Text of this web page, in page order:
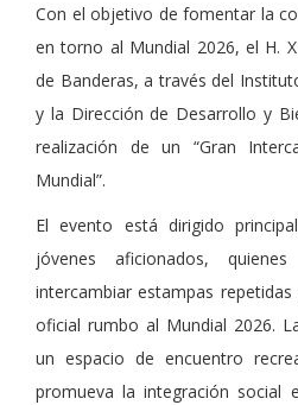
Con el objetivo de fomentar la
en torno al Mundial 2026, el H.
de Banderas, a través del
y la Dirección de Desarrollo y
realización de un “Gran
Mundial”.
El evento está dirigido
jóvenes aficionados,
intercambiar estampas
oficial rumbo al Mundial 2026.
un espacio de encuentro
promueva la integración social